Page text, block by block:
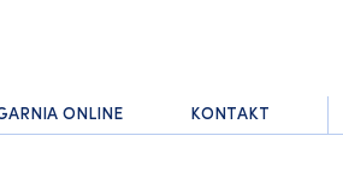
ONLINE KONTAKT